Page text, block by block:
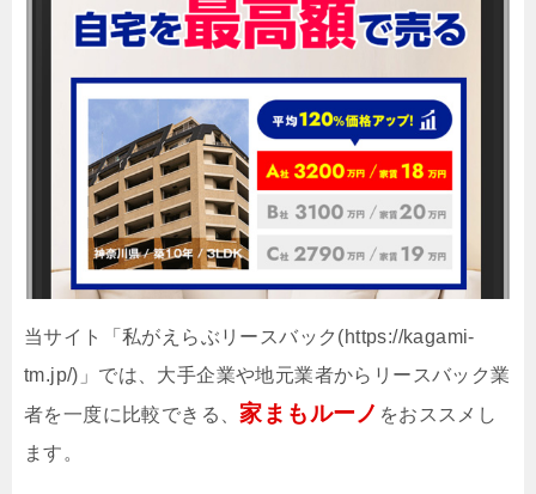
当サイト「私がえらぶリースバック(https://kagami-
tm.jp/)」では、大手企業や地元業者からリースバック業
者を一度に比較できる、家まもルーノ をおススメし
ます。